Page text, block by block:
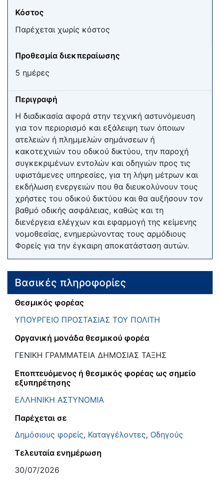
Κόστος
Παρέχεται χωρίς κόστος
Προθεσμία διεκπεραίωσης
5 ημέρες
Περιγραφή
Η διαδικασία αφορά στην τεχνική αστυνόμευση
για τον περιορισμό και εξάλειψη των όποιων
ατελειών ή πλημμελών σημάνσεων ή
κακοτεχνιών του οδικού δικτύου, την παροχή
συγκεκριμένων εντολών και οδηγιών προς τις
υφιστάμενες υπηρεσίες, για τη λήψη μέτρων και
εκδήλωση ενεργειών που θα διευκολύνουν τους
χρήστες του οδικού δικτύου και θα αυξήσουν τον
βαθμό οδικής ασφάλειας, καθώς και τη
διενέργεια ελέγχων και εφαρμογή της κείμενης
νομοθεσίας, ενημερώνοντας τους αρμόδιους
Φορείς για την έγκαιρη αποκατάσταση αυτών.
Βασικές πληροφορίες
Θεσμικός φορέας
ΥΠΟΥΡΓΕΙΟ ΠΡΟΣΤΑΣΙΑΣ ΤΟΥ ΠΟΛΙΤΗ
Οργανική μονάδα θεσμικού φορέα
ΓΕΝΙΚΗ ΓΡΑΜΜΑΤΕΙΑ ΔΗΜΟΣΙΑΣ ΤΑΞΗΣ
Εποπτευόμενος ή θεσμικός φορέας ως σημείο
εξυπηρέτησης
ΕΛΛΗΝΙΚΗ ΑΣΤΥΝΟΜΙΑ
Παρέχεται σε
Δημόσιους φορείς, Καταγγέλοντες, Οδηγούς
Τελευταία ενημέρωση
30/07/2026